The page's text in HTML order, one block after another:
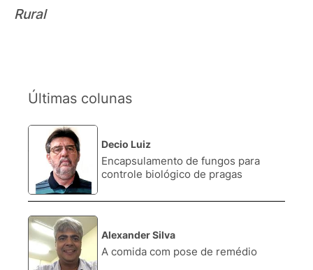
Rural
Últimas colunas
Decio Luiz
Encapsulamento de fungos para
controle biológico de pragas
2.
Alexander Silva
A comida com pose de remédio